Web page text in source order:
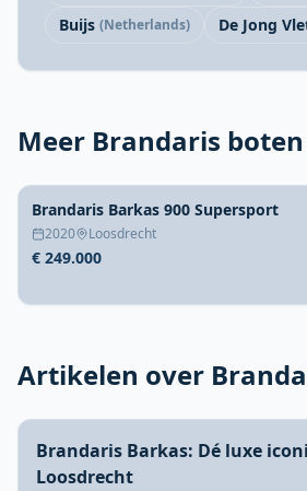
Buijs (Netherlands) De Jong
Meer Brandaris boten
Brandaris Barkas 900 Supersport
2020 Loosdrecht
€ 249.000
Artikelen over
Brandaris Barkas: Dé luxe
Loosdrecht